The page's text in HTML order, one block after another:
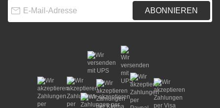
ABONNIEREN